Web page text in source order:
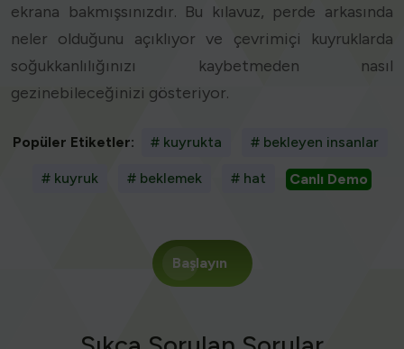
ekrana bakmışsınızdır. Bu kılavuz, perde arkasında
neler olduğunu açıklıyor ve çevrimiçi kuyruklarda
soğukkanlılığınızı kaybetmeden nasıl
gezinebileceğinizi gösteriyor.
Popüler Etiketler: # kuyrukta # bekleyen insanlar
# kuyruk # beklemek # hat Canlı Demo
Başlayın